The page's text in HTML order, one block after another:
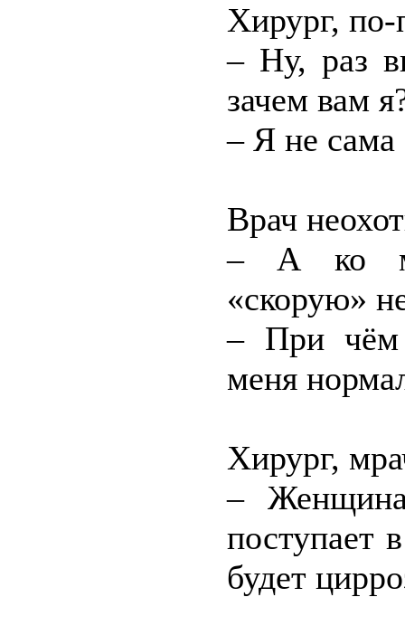
Хирург,
– Ну, раз
зачем вам
– Я не сама
Врач
– А ко
«скорую»
– При чём
меня
Хирург,
–
поступает
будет